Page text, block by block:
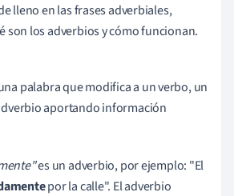
lleno en las frases adverbiales,
son los adverbios y cómo funcionan.
palabra que modifica a un verbo, un
aportando información
es un adverbio, por ejemplo: "El
por la calle". El adverbio